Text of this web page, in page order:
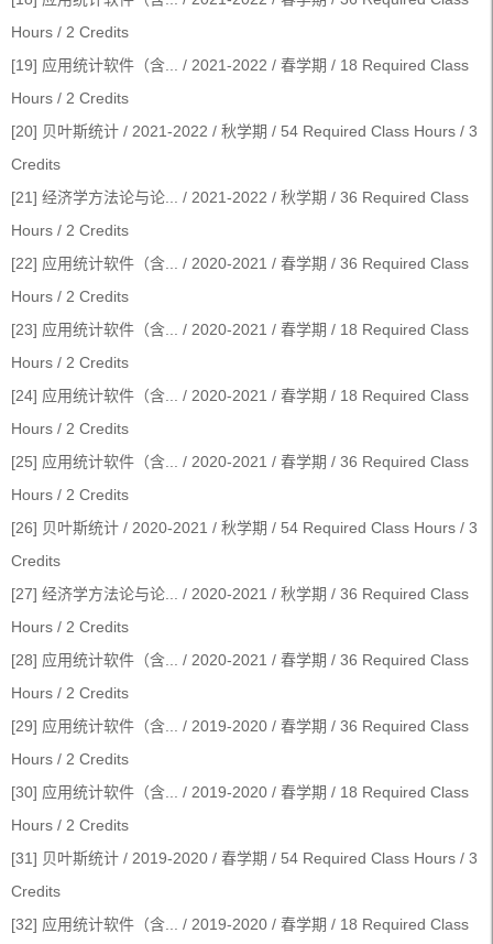
Hours / 2 Credits
[19] 应用统计软件（含... / 2021-2022 / 春学期 / 18 Required Class
Hours / 2 Credits
[20] 贝叶斯统计 / 2021-2022 / 秋学期 / 54 Required Class Hours / 3
Credits
[21] 经济学方法论与论... / 2021-2022 / 秋学期 / 36 Required Class
Hours / 2 Credits
[22] 应用统计软件（含... / 2020-2021 / 春学期 / 36 Required Class
Hours / 2 Credits
[23] 应用统计软件（含... / 2020-2021 / 春学期 / 18 Required Class
Hours / 2 Credits
[24] 应用统计软件（含... / 2020-2021 / 春学期 / 18 Required Class
Hours / 2 Credits
[25] 应用统计软件（含... / 2020-2021 / 春学期 / 36 Required Class
Hours / 2 Credits
[26] 贝叶斯统计 / 2020-2021 / 秋学期 / 54 Required Class Hours / 3
Credits
[27] 经济学方法论与论... / 2020-2021 / 秋学期 / 36 Required Class
Hours / 2 Credits
[28] 应用统计软件（含... / 2020-2021 / 春学期 / 36 Required Class
Hours / 2 Credits
[29] 应用统计软件（含... / 2019-2020 / 春学期 / 36 Required Class
Hours / 2 Credits
[30] 应用统计软件（含... / 2019-2020 / 春学期 / 18 Required Class
Hours / 2 Credits
[31] 贝叶斯统计 / 2019-2020 / 春学期 / 54 Required Class Hours / 3
Credits
[32] 应用统计软件（含... / 2019-2020 / 春学期 / 18 Required Class